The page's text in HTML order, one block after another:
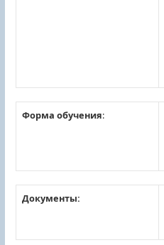
Форма обучения:
Документы: